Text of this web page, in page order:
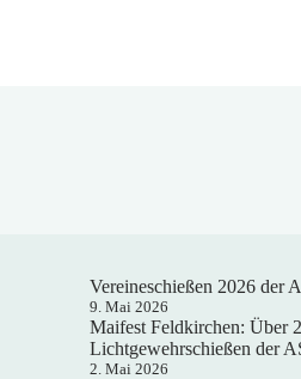
Vereineschießen 2026 der
9. Mai 2026
Maifest Feldkirchen: Über
Lichtgewehrschießen der
2. Mai 2026